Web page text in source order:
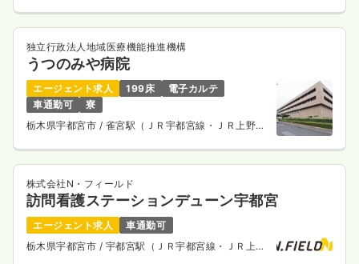
独立行政法人地域医療機能推進機構
うつのみや病院
エージェント求人 199床
電子カルテ
車通勤可
寮
栃木県宇都宮市 / 雀宮駅（ＪＲ宇都宮線・ＪＲ上野東
株式会社N・フィールド
訪問看護ステーションデューン宇都宮
エージェント求人
車通勤可
栃木県宇都宮市 / 宇都宮駅（ＪＲ宇都宮線・ＪＲ上野